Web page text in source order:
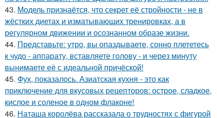
43. Модель признаётся, что секрет её стройности - не в
жёстких диетах и изматывающих тренировках, а в
регулярном движении и осознанном образе жизни.
44. Представьте: утро, вы опаздываете, сонно плететесь
к чудо - аппарату, вставляете голову - и через минуту
вынимаете её с идеальной причёской!
45. Фух, показалось. Азиатская кухня - это как
приключение для вкусовых рецепторов: острое, сладкое,
кислое и соленое в одном флаконе!
46. Наташа королёва рассказала о трудностях с фигурой